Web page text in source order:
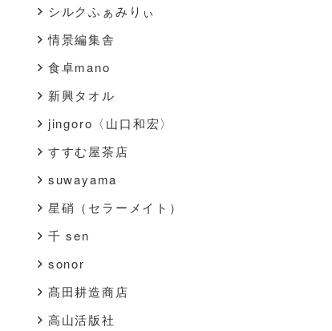
シルクふぁみりぃ
情景編集舎
食卓mano
新興タオル
jingoro〈山口和宏〉
すすむ屋茶店
suwayama
星硝（セラーメイト）
千 sen
sonor
髙田耕造商店
高山活版社